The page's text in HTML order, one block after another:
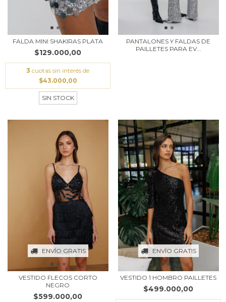
FALDA MINI SHAKIRAS PLATA
$129.000,00
3 cuotas sin interés de
$43.000,00
SIN STOCK
PANTALONES Y FALDAS DE
PAILLETES PARA EV...
ENVÍO GRATIS
VESTIDO FLECOS CORTO
NEGRO
$599.000,00
ENVÍO GRATIS
VESTIDO 1 HOMBRO PAILLETES
$499.000,00